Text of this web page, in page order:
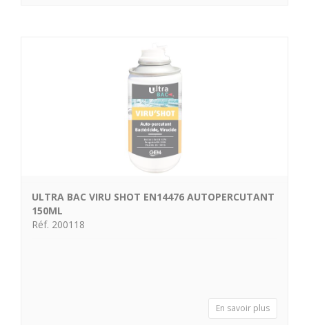
ULTRA BAC VIRU SHOT EN14476 AUTOPERCUTANT
150ML
Réf. 200118
En savoir plus